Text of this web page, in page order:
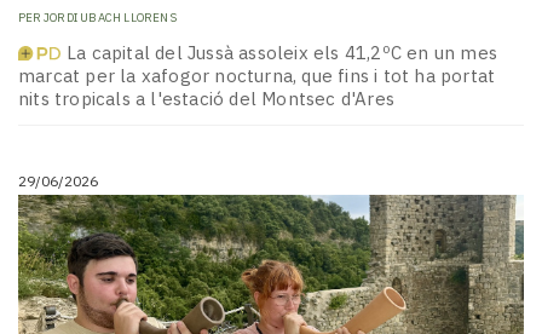
PER JORDI UBACH LLORENS
La capital del Jussà assoleix els 41,2ºC en un mes
marcat per la xafogor nocturna, que fins i tot ha portat
nits tropicals a l'estació del Montsec d'Ares
29/06/2026